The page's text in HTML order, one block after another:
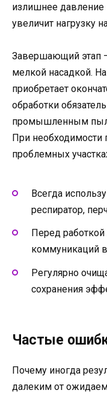
излишнее давление
увеличит нагрузку
Завершающий этап
мелкой насадкой.
приобретает
обработки
промышленным
При необходимости
проблемных
Всегда
респиратор,
Перед работкой
коммуникаций
Регулярно
сохранения
Частые
Почему иногда
далеким от